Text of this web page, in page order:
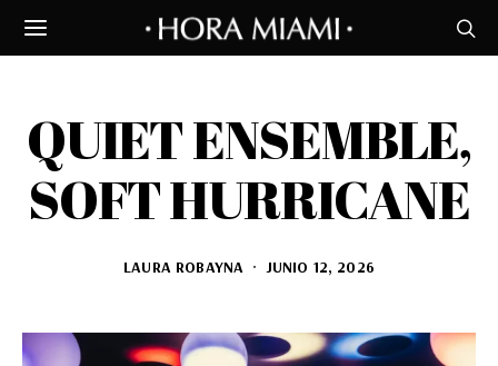
QUIET ENSEMBLE,
SOFT HURRICANE
LAURA ROBAYNA JUNIO 12, 2026